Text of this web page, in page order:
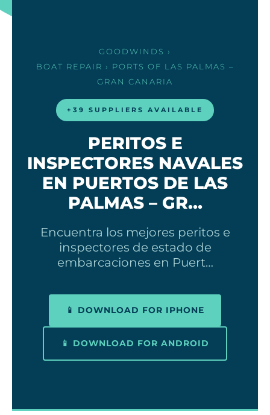
GOODWINDS ›
BOAT REPAIR › PORTS OF LAS PALMAS –
GRAN CANARIA
+39 SUPPLIERS AVAILABLE
PERITOS E
INSPECTORES NAVALES
EN PUERTOS DE LAS
PALMAS – GR…
Encuentra los mejores peritos e
inspectores de estado de
embarcaciones en Puert…
📱 DOWNLOAD FOR IPHONE
📱 DOWNLOAD FOR ANDROID